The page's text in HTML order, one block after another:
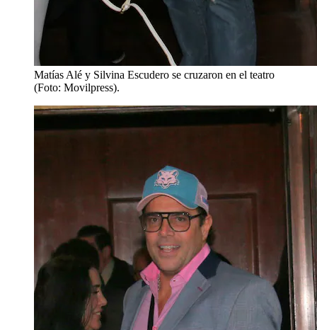
Matías Alé y Silvina Escudero se cruzaron en el teatro
(Foto: Movilpress).